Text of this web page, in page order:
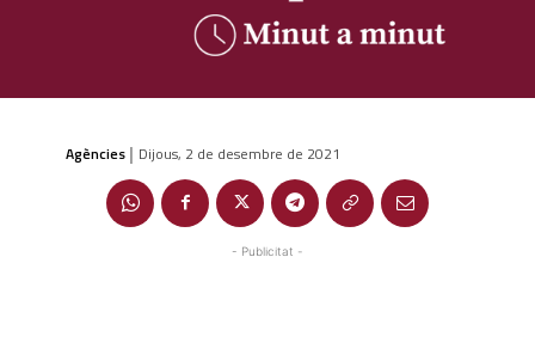
Agències | Dijous, 2 de desembre de 2021
- Publicitat -